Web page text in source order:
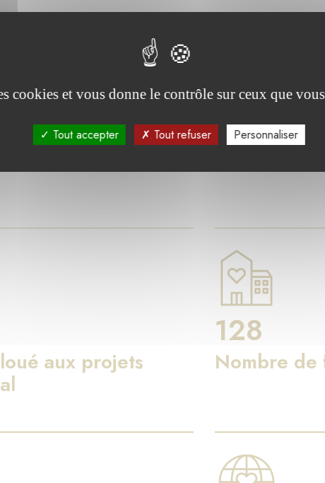
clés
aux projets
128
Nombre de
cookies et vous donne le contrôle sur ceux que
Tout accepter Tout refuser Personnaliser